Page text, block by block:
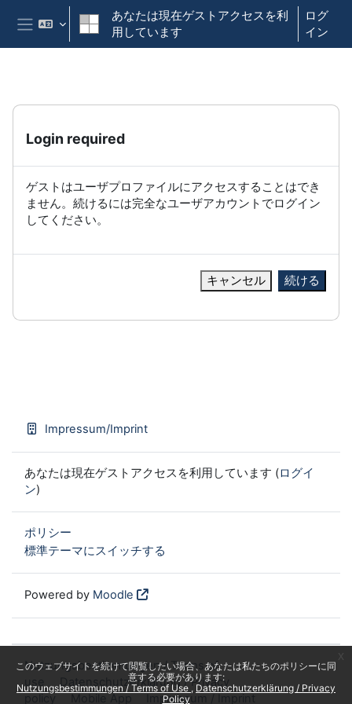
メインコンテンツへスキップする
このウェブサイトを続けて閲覧したい場合、あなたは私たちのポリシーに同
意する必要があります:
Nutzungsbestimmungen / Terms of Use
Datenschutzerklärung / Privacy
Policy
サイドパネル
あなたは現在ゲストアクセスを利
用しています
ログ
イン
Login required
ゲストはユーザプロファイルにアクセスすることはでき
ません。続けるには完全なユーザアカウントでログイン
してください。
キャンセル 続ける
Impressum/Imprint
あなたは現在ゲストアクセスを利用しています (ログイ
ン)
ポリシー
標準テーマにスイッチする
Powered by Moodle
Nutzungsbestimmungen / Terms of
use
Datenschutzerklärung / Privacy
policy
Mobile App Impressum / Imprint